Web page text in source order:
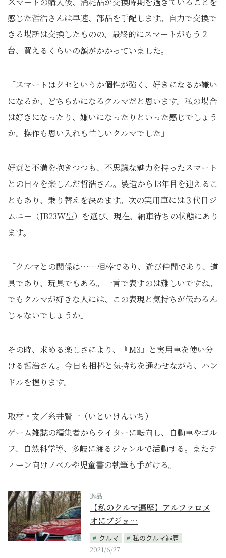
感じた哲浩さんは早速、部品を手配します。自力で交換で
きる場所は交換したものの、最終的にスマートがもう２
台、買えるくらいの額がかかっていました。
「スマートはクセというか個性が強く、好きになるか嫌い
になるか、どちらかになるクルマだと思います。私の場合
は好きになったり、嫌いになったりといった感じでしょう
か。操作も思い入れも忙しいクルマでした」
好意と不満を抱きつつも、不思議な魅力を持ったスマート
との日々を楽しんだ哲浩さん。製造から13年目を迎えるこ
ともあり、乗り替えを決めます。次の実用車には３代目ジ
ムニー（JB23W型）を選び、現在、納車待ちの状態にあり
ます。
「クルマとの関係は……相棒であり、遊び仲間であり、道
具であり、玩具でもある。一言で表すのは難しいですね。
でもクルマが好きな人には、この表現と気持ちが伝わるん
じゃないでしょうか」
その時、求める楽しさにより、『M3』と実用車を使い分
ける哲浩さん。今日も相棒と気持ちを通わせながら、ハン
ドルを握ります。
取材・文／糸井賢一（いといけんいち）
ゲーム雑誌の編集者からライターに転向し、自動車やゴル
フ、自然科学等、多岐に渡るジャンルで活動する。またテ
ィーン向けノベルや児童書の執筆も手がける。
逸品
【私のクルマ遍歴】アルファロメ
オにプジョ…
クルマ
私のクルマ遍歴
2021/6/27